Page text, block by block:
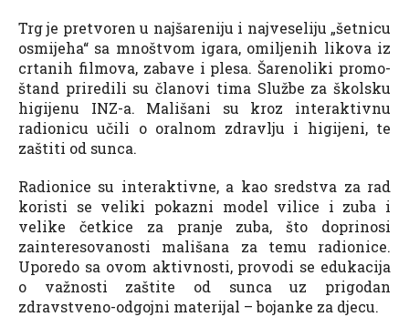
Trg je pretvoren u najšareniju i najveseliju „šetnicu
osmijeha“ sa mnoštvom igara, omiljenih likova iz
crtanih filmova, zabave i plesa. Šarenoliki promo-
štand priredili su članovi tima Službe za školsku
higijenu INZ-a. Mališani su kroz interaktivnu
radionicu učili o oralnom zdravlju i higijeni, te
zaštiti od sunca.
Radionice su interaktivne, a kao sredstva za rad
koristi se veliki pokazni model vilice i zuba i
velike četkice za pranje zuba, što doprinosi
zainteresovanosti mališana za temu radionice.
Uporedo sa ovom aktivnosti, provodi se edukacija
o važnosti zaštite od sunca uz prigodan
zdravstveno-odgojni materijal – bojanke za djecu.